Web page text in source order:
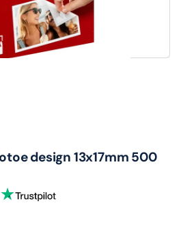
media
1
in
modaal
design 13x17mm 500